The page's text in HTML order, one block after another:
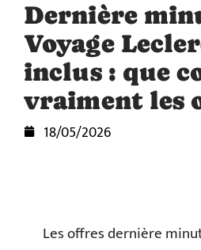
Dernière
Voyage
inclus : que
vraiment les
18/05/2026
Les offres dernière